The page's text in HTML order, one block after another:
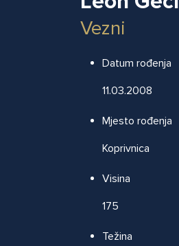
Vezni
Datum rođenja
11.03.2008
Mjesto rođenja
Koprivnica
Visina
175
Težina